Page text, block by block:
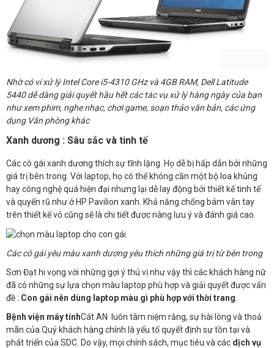
Nhờ có vi xử lý Intel Core i5-4310 GHz và 4GB RAM, Dell Latitude
5440 dễ dàng giải quyết hầu hết các tác vụ xử lý hàng ngày của bạn
như xem phim, nghe nhạc, chơi game, soạn thảo văn bản, các ứng
dụng Văn phòng khác
Xanh dương : Sâu sắc và tinh tế
Các cô gái xanh dương thích sự tĩnh lặng. Họ dễ bị hấp dẫn bởi những
giá trị bên trong. Với laptop, họ có thể không cần một bộ loa khủng
hay công nghệ quá hiện đại nhưng lại dễ lay động bởi thiết kế tinh tế
và quyến rũ như ở HP Pavilion xanh. Khả năng chống bám vân tay
trên thiết kế vỏ cũng sẽ là chi tiết được nàng lưu ý và đánh giá cao.
Các cô gái yêu màu xanh dương yêu thích những giá trị từ bên trong
Sơn Đạt hi vọng với những gợi ý thú vị như vậy thì các khách hàng nữ
đã có những sự lựa chọn màu laptop phù hợp và giải quyết được vấn
đề : Con gái nên dùng laptop màu gì phù hợp với thời trang
Bệnh viện máy tínhCát AN luôn tâm niệm rằng, sự hài lòng và thoả
mãn của Quý khách hàng chính là yếu tố quyết định sự tồn tại và
phát triển của SDC. Do vậy, mọi chính sách, mục tiêu và các dịch vụ